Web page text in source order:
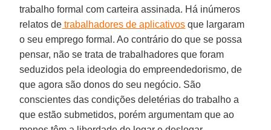
trabalho formal com carteira assinada. Há inúmeros
relatos de trabalhadores de aplicativos que largaram
o seu emprego formal. Ao contrário do que se possa
pensar, não se trata de trabalhadores que foram
seduzidos pela ideologia do empreendedorismo, de
que agora são donos do seu negócio. São
conscientes das condições deletérias do trabalho a
que estão submetidos, porém argumentam que ao